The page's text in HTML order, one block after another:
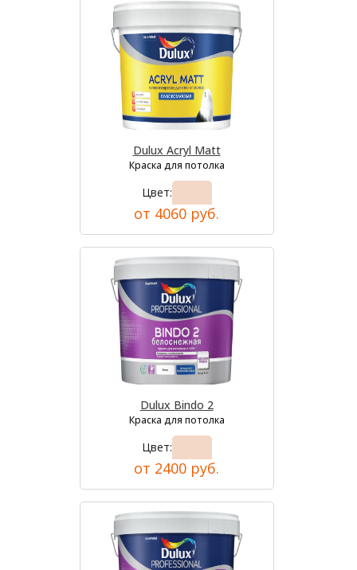
Dulux Acryl Matt
Краска для потолка
Цвет:
от 4060 руб.
Dulux Bindo 2
Краска для потолка
Цвет:
от 2400 руб.